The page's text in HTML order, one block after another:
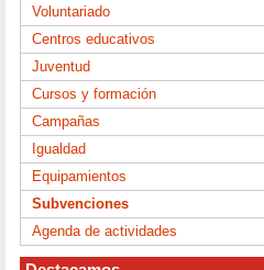
Voluntariado
Centros educativos
Juventud
Cursos y formación
Campañas
Igualdad
Equipamientos
Subvenciones
Agenda de actividades